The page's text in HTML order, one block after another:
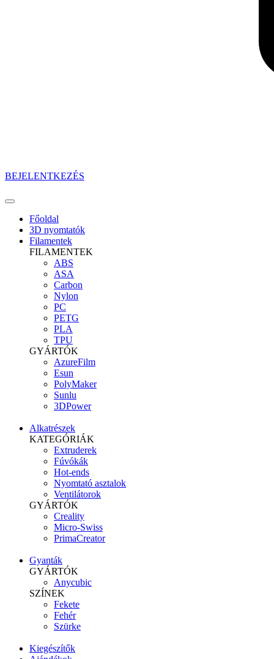
BEJELENTKEZÉS
Főoldal
3D nyomtatók
Filamentek
FILAMENTEK
ABS
ASA
Carbon
Nylon
PC
PETG
PLA
TPU
GYÁRTÓK
AzureFilm
Esun
PolyMaker
Sunlu
3DPower
Alkatrészek
KATEGÓRIÁK
Extruderek
Fúvókák
Hot-ends
Nyomtató asztalok
Ventilátorok
GYÁRTÓK
Creality
Micro-Swiss
PrimaCreator
Gyanták
GYÁRTÓK
Anycubic
SZÍNEK
Fekete
Fehér
Szürke
Kiegészítők